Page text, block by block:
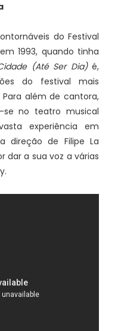
do Festival
1993, quando tinha
(Até Ser Dia)é,
do festival mais
além de cantora,
no teatro musical
experiência em
direção de Filipe La
dar a sua voz a várias